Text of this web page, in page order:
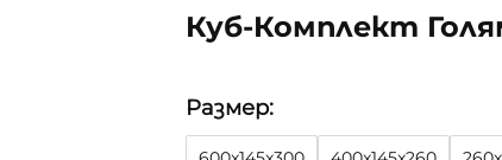
Куб-Комплект
Размер: